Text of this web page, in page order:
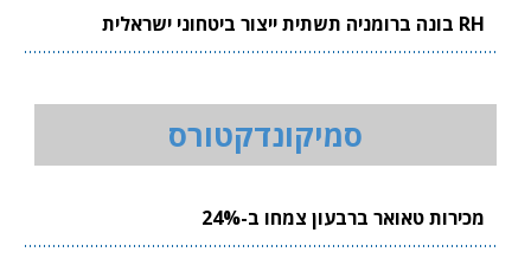
RH בונה ברומניה תשתית ייצור ביטחוני ישראלית
סמיקונדקטורס
מכירות טאואר ברבעון צמחו ב-24%